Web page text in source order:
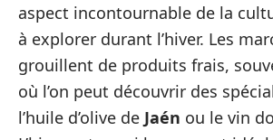
aspect incontournable de la
à explorer durant l’hiver. Les
grouillent de produits frais,
où l’on peut découvrir des
l’huile d’olive de Jaén ou le vin